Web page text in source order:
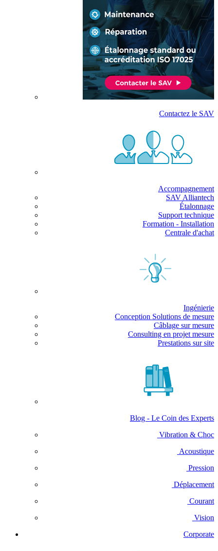
Contactez le SAV
Accompagnement
SAV Alliantech
Étalonnage
Support technique
Formation - Installation
Centrale d'achat
Ingénierie
Conception Solutions de mesure
Câblage sur mesure
Consulting en projet mesure
Prestations sur site
Blog - Le Coin des Experts
Vibration & Choc
Acoustique
Pression
Déplacement
Courant
Vision
Corporate